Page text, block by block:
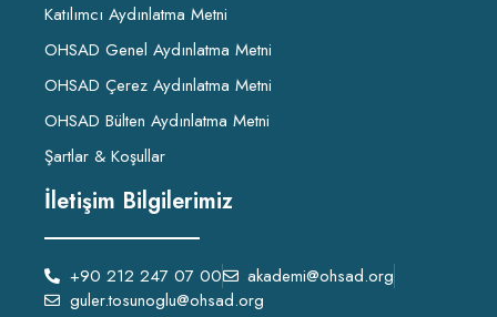
Katılımcı Aydınlatma Metni
OHSAD Genel Aydınlatma Metni
OHSAD Çerez Aydınlatma Metni
OHSAD Bülten Aydınlatma Metni
Şartlar & Koşullar
İletişim Bilgilerimiz
+90 212 247 07 00
akademi@ohsad.org
guler.tosunoglu@ohsad.org